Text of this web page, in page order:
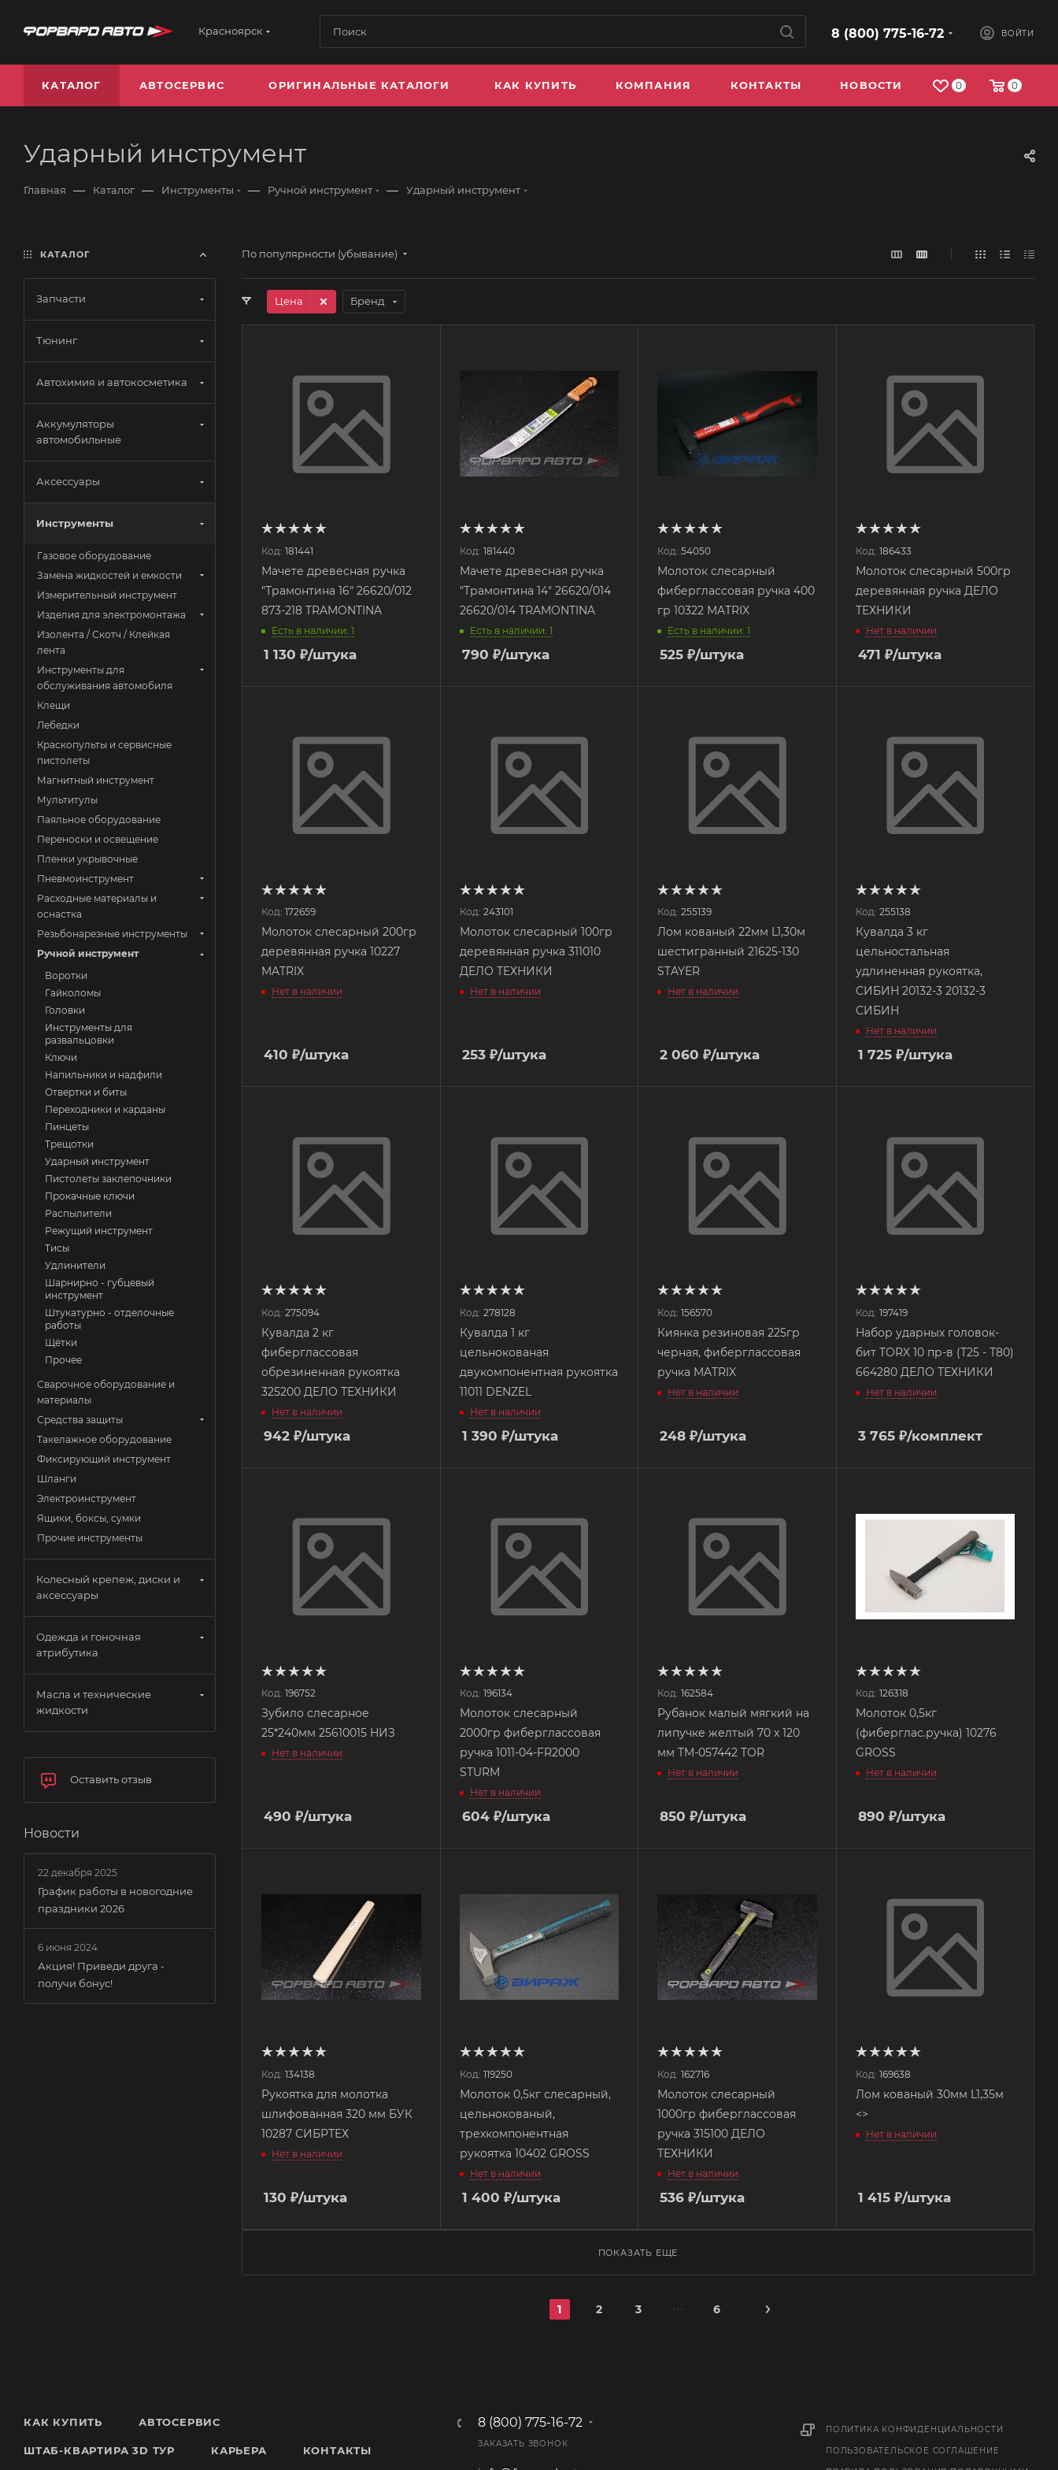
Красноярск 8 (800) 775-16-72 ВОЙТИ
0 0
КАТАЛОГ АВТОСЕРВИС ОРИГИНАЛЬНЫЕ КАТАЛОГИ КАК КУПИТЬ КОМПАНИЯ КОНТАКТЫ НОВОСТИ
Ударный инструмент
Главная — Каталог — Инструменты — Ручной инструмент — Ударный инструмент
По популярности (убывание)
Цена Бренд
Код: 181441
Мачете древесная ручка
"Трамонтина 16" 26620/012
873-218 TRAMONTINA
Есть в наличии: 1
1 130 ₽/штука
Код: 181440
Мачете древесная ручка
"Трамонтина 14" 26620/014
26620/014 TRAMONTINA
Есть в наличии: 1
790 ₽/штука
Код: 54050
Молоток слесарный
фиберглассовая ручка 400
гр 10322 MATRIX
Есть в наличии: 1
525 ₽/штука
Код: 186433
Молоток слесарный 500гр
деревянная ручка ДЕЛО
ТЕХНИКИ
Нет в наличии
471 ₽/штука
Код: 172659
Молоток слесарный 200гр
деревянная ручка 10227
MATRIX
Нет в наличии
410 ₽/штука
Код: 243101
Молоток слесарный 100гр
деревянная ручка 311010
ДЕЛО ТЕХНИКИ
Нет в наличии
253₽/штука
Код: 255139
Лом кованый 22мм L1,30м
шестигранный 21625-130
STAYER
Нет в наличии
2 060 ₽/штука
Код: 255138
Кувалда 3 кг
цельностальная
удлиненная рукоятка,
СИБИН 20132-3 20132-3
СИБИН
Нет в наличии
1 725₽/штука
Код: 275094
Кувалда 2 кг
фиберглассовая
обрезиненная рукоятка
325200 ДЕЛО ТЕХНИКИ
Нет в наличии
942 ₽/штука
Код: 278128
Кувалда 1 кг
цельнокованая
двукомпонентная рукоятка
11011 DENZEL
Нет в наличии
1 390 ₽/штука
Код: 156570
Киянка резиновая 225гр
черная, фиберглассовая
ручка MATRIX
Нет в наличии
248 ₽/штука
Код: 197419
Набор ударных головок-
бит TORX 10 пр-в (Т25 - Т80)
664280 ДЕЛО ТЕХНИКИ
Нет в наличии
3 765₽/комплект
Код: 196752
Зубило слесарное
25*240мм 25610015 НИЗ
Нет в наличии
490 ₽/штука
Код: 196134
Молоток слесарный
2000гр фиберглассовая
ручка 1011-04-FR2000
STURM
Нет в наличии
604₽/штука
Код: 162584
Рубанок малый мягкий на
липучке желтый 70 х 120
мм TM-057442 TOR
Нет в наличии
850 ₽/штука
Код: 126318
Молоток 0,5кг
(фиберглас.ручка) 10276
GROSS
Нет в наличии
890 ₽/штука
Код: 134138
Рукоятка для молотка
шлифованная 320 мм БУК
10287 СИБРТЕХ
Нет в наличии
130 ₽/штука
Код: 119250
Молоток 0,5кг слесарный,
цельнокованый,
трехкомпонентная
рукоятка 10402 GROSS
Нет в наличии
1 400 ₽/штука
Код: 162716
Молоток слесарный
1000гр фиберглассовая
ручка 315100 ДЕЛО
ТЕХНИКИ
Нет в наличии
536 ₽/штука
Код: 169638
Лом кованый 30мм L1,35м
<>
Нет в наличии
1 415₽/штука
ПОКАЗАТЬ ЕЩЕ
1 2 3 6
КАТАЛОГ
Запчасти
Тюнинг
Автохимия и автокосметика
Аккумуляторы
автомобильные
Аксессуары
Инструменты
Газовое оборудование
Замена жидкостей и емкости
Измерительный инструмент
Изделия для электромонтажа
Изолента / Скотч / Клейкая
лента
Инструменты для
обслуживания автомобиля
Клещи
Лебедки
Краскопульты и сервисные
пистолеты
Магнитный инструмент
Мультитулы
Паяльное оборудование
Переноски и освещение
Пленки укрывочные
Пневмоинструмент
Расходные материалы и
оснастка
Резьбонарезные инструменты
Ручной инструмент
Воротки
Гайколомы
Головки
Инструменты для
развальцовки
Ключи
Напильники и надфили
Отвертки и биты
Переходники и карданы
Пинцеты
Трещотки
Ударный инструмент
Пистолеты заклепочники
Прокачные ключи
Распылители
Режущий инструмент
Тисы
Удлинители
Шарнирно - губцевый
инструмент
Штукатурно - отделочные
работы
Щётки
Прочее
Сварочное оборудование и
материалы
Средства защиты
Такелажное оборудование
Фиксирующий инструмент
Шланги
Электроинструмент
Ящики, боксы, сумки
Прочие инструменты
Колесный крепеж, диски и
аксессуары
Одежда и гоночная
атрибутика
Масла и технические
жидкости
Оставить отзыв
Новости
22 декабря 2025
График работы в новогодние
праздники 2026
6 июня 2024
Акция! Приведи друга -
получи бонус!
КАК КУПИТЬ АВТОСЕРВИС
ШТАБ-КВАРТИРА 3D ТУР КАРЬЕРА КОНТАКТЫ
8 (800) 775-16-72
ЗАКАЗАТЬ ЗВОНОК
ПОЛИТИКА КОНФИДЕНЦИАЛЬНОСТИ
ПОЛЬЗОВАТЕЛЬСКОЕ СОГЛАШЕНИЕ